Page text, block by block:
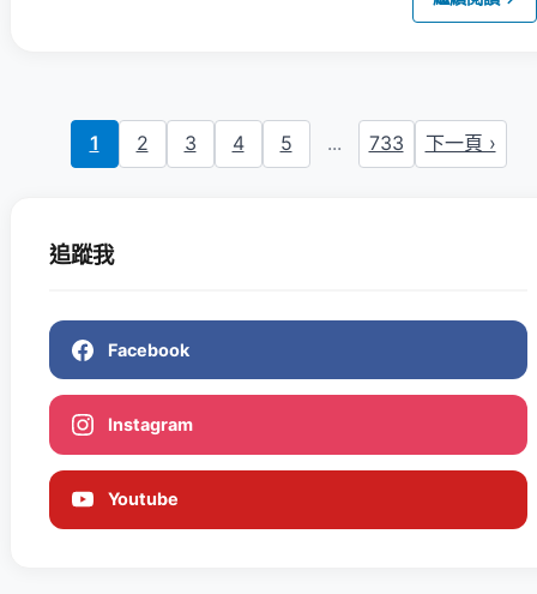
1 2 3 4 5 ... 733 下一頁 ›
追蹤我
Facebook
Instagram
Youtube